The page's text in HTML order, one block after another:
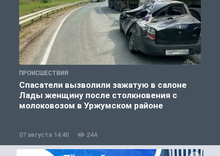
ПРОИСШЕСТВИЯ
Спасатели вызволили зажатую в салоне
Лады женщину после столкновения с
молоковозом в Уржумском районе
07 августа 14:40 244